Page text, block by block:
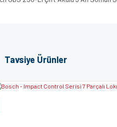
Ürün açıklamasında eksik bilgiler
Tavsiye Ürünler